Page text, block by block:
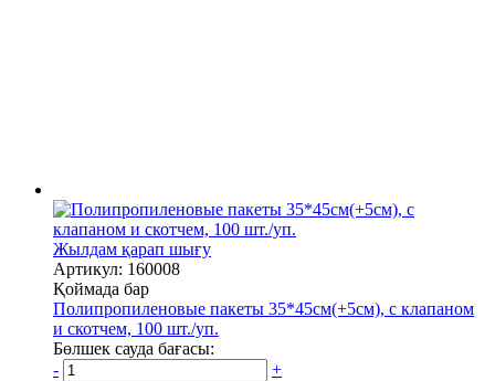
Жылдам қарап шығу
Артикул: 160008
Қоймада бар
Полипропиленовые пакеты 35*45см(+5см), с клапаном
и скотчем, 100 шт./уп.
Бөлшек сауда бағасы:
-
+